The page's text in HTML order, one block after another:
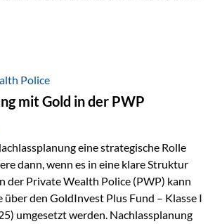
in einem Rechtsraum
spielen: außerhalb der EU, ohne
Rechts- und Finanzplatz.
Stelle setzt der 3-Zellenschutz an –…
Police
mit Gold in der PWP
eine strategische Rolle
dann, wenn es in eine klare Struktur
der Private Wealth Police (PWP) kann
über den GoldInvest Plus Fund – Klasse I
umgesetzt werden. Nachlassplanung